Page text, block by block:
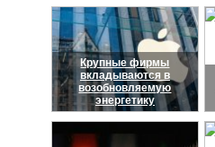
Крупные фирмы
вкладываются в
возобновляемую
энергетику